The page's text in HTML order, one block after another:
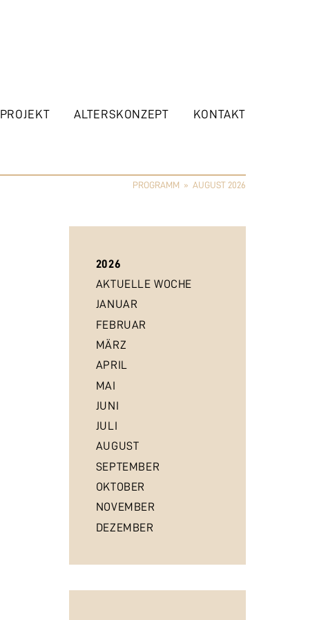
PROJEKT ALTERSKONZEPT KONTAKT
PROGRAMM »AUGUST 2026
2026
AKTUELLE WOCHE
JANUAR
FEBRUAR
MÄRZ
APRIL
MAI
JUNI
JULI
AUGUST
SEPTEMBER
OKTOBER
NOVEMBER
DEZEMBER